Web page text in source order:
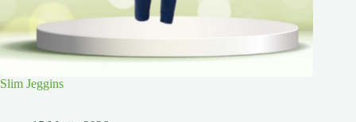
Slim Jeggins